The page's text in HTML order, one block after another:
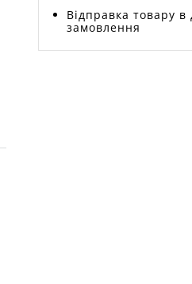
Відправка товару в
замовлення